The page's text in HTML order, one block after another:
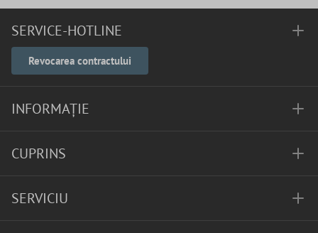
SERVICE-HOTLINE
Revocarea contractului
INFORMAȚIE
CUPRINS
SERVICIU